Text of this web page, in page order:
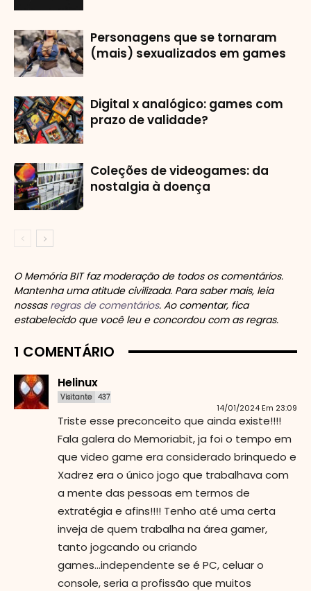
Personagens que se tornaram
(mais) sexualizados em games
Digital x analógico: games com
prazo de validade?
Coleções de videogames: da
nostalgia à doença
O Memória BIT faz moderação de todos os comentários.
Mantenha uma atitude civilizada. Para saber mais, leia
nossas regras de comentários. Ao comentar, fica
estabelecido que você leu e concordou com as regras.
1 COMENTÁRIO
Helinux
Visitante 437
14/01/2024 Em 23:09
Triste esse preconceito que ainda existe!!!!
Fala galera do Memoriabit, ja foi o tempo em
que video game era considerado brinquedo e
Xadrez era o único jogo que trabalhava com
a mente das pessoas em termos de
extratégia e afins!!!! Tenho até uma certa
inveja de quem trabalha na área gamer,
tanto jogcando ou criando
games...independente se é PC, celuar o
console, seria a profissão que muitos